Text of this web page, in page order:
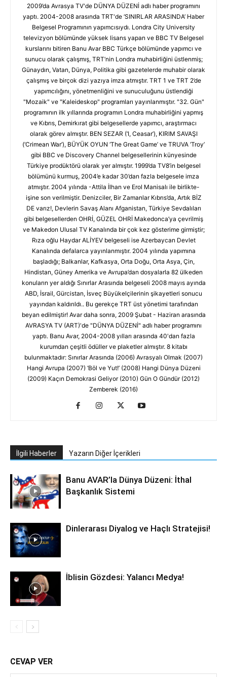
2009’da Avrasya TV'de DÜNYA DÜZENİ adlı haber programını
yaptı. 2004-2008 arasında TRT'de ‘SINIRLAR ARASINDA’ Haber
Belgesel Programının yapımcısıydı. Londra City University
televizyon bölümünde yüksek lisans yapan ve BBC TV Belgesel
kurslarını bitiren Banu Avar BBC Türkçe bölümünde yapımcı ve
sunucu olarak çalışmış, TRT’nin Londra muhabirliğini üstlenmiş;
Günaydın, Vatan, Dünya, Politika gibi gazetelerde muhabir olarak
çalışmış ve birçok dizi yazıya imza atmıştır. TRT 1 ve TRT 2’de
yapımcılığını, yönetmenliğini ve sunuculuğunu üstlendiği
"Mozaik" ve "Kaleideskop" programları yayınlanmıştır. "32. Gün"
programının ilk yıllarında programın Londra muhabirliğini yapmış
ve Kıbrıs, Demirkırat gibi belgesellerde yapımcı, araştırmacı
olarak görev almıştır. BEN SEZAR (‘I, Ceasar’), KIRIM SAVAŞI
(‘Crimean War’), BÜYÜK OYUN ‘The Great Game’ ve TRUVA ‘Troy’
gibi BBC ve Discovery Channel belgesellerinin künyesinde
Türkiye prodüktörü olarak yer almıştır. 1999’da TV8’in belgesel
bölümünü kurmuş, 2004’e kadar 30’dan fazla belgesele imza
atmıştır. 2004 yılında -Attila İlhan ve Erol Manisalı ile birlikte-
işine son verilmiştir. Denizciler, Bir Zamanlar Kıbrıs’da, Artık BİZ
DE varız!, Devlerin Savaş Alanı Afganistan, Türkiye Sevdalıları
gibi belgesellerden OHRİ, GÜZEL OHRİ Makedonca’ya çevrilmiş
ve Makedon Ulusal TV Kanalında bir çok kez gösterime girmiştir;
Rıza oğlu Haydar ALİYEV belgeseli ise Azerbaycan Devlet
Kanalında defalarca yayınlanmıştır. 2004 yılında yapımına
başladığı; Balkanlar, Kafkasya, Orta Doğu, Orta Asya, Çin,
Hindistan, Güney Amerika ve Avrupa’dan dosyalarla 82 ülkeden
konuların yer aldığı Sınırlar Arasında belgeseli 2008 mayıs ayında
ABD, İsrail, Gürcistan, İsveç Büyükelçilerinin şikayetleri sonucu
yayından kaldırıldı.. Bu gerekçe TRT üst yönetimi tarafından
beyan edilmiştir! Avar daha sonra, 2009 Şubat - Haziran arasında
AVRASYA TV (ART)'de "DÜNYA DÜZENİ" adlı haber programını
yaptı. Banu Avar, 2004-2008 yılları arasında 40'dan fazla
kurumdan çeşitli ödüller ve plaketler almıştır. 8 kitabı
bulunmaktadır: Sınırlar Arasında (2006) Avrasyalı Olmak (2007)
Hangi Avrupa (2007) ‘Böl ve Yut!’ (2008) Hangi Dünya Düzeni
(2009) Kaçın Demokrasi Geliyor (2010) Gün O Gündür (2012)
Zemberek (2016)
İlgili Haberler Yazarın Diğer İçerikleri
Banu AVAR’la Dünya Düzeni: İthal
Başkanlık Sistemi
Dinlerarası Diyalog ve Haçlı Stratejisi!
İblisin Gözdesi: Yalancı Medya!
CEVAP VER